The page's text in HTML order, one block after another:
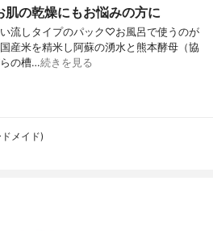
肌の乾燥にもお悩みの方に
流しタイプのパック♡お風呂で使うのが
産米を精米し阿蘇の湧水と熊本酵母（協
の槽…続きを見る
メイド)